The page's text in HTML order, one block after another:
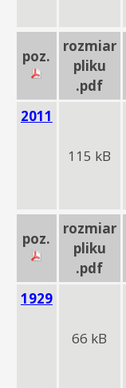
poz.
rozmiar
pliku
.pdf
2011
115 kB
poz.
rozmiar
pliku
.pdf
1929
66 kB